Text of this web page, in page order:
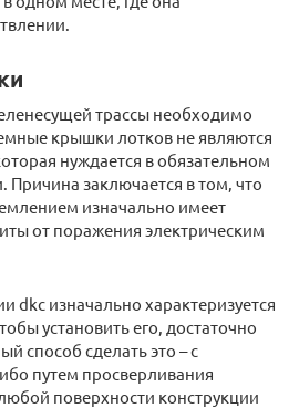
трассы необходимо
крышки лотков не являются
нуждается в обязательном
заключается в том, что
изначально имеет
от поражения электрическим
dkc изначально характеризуется
установить его, достаточно
способ сделать это – с
путем просверливания
поверхности конструкции